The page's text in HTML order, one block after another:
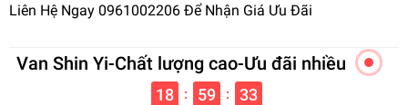
Liên Hệ Ngay 0961002206 Để Nhận Giá Ưu Đãi
Van Shin Yi-Chất lượng cao-Ưu đãi nhiều
18 : 59 : 33